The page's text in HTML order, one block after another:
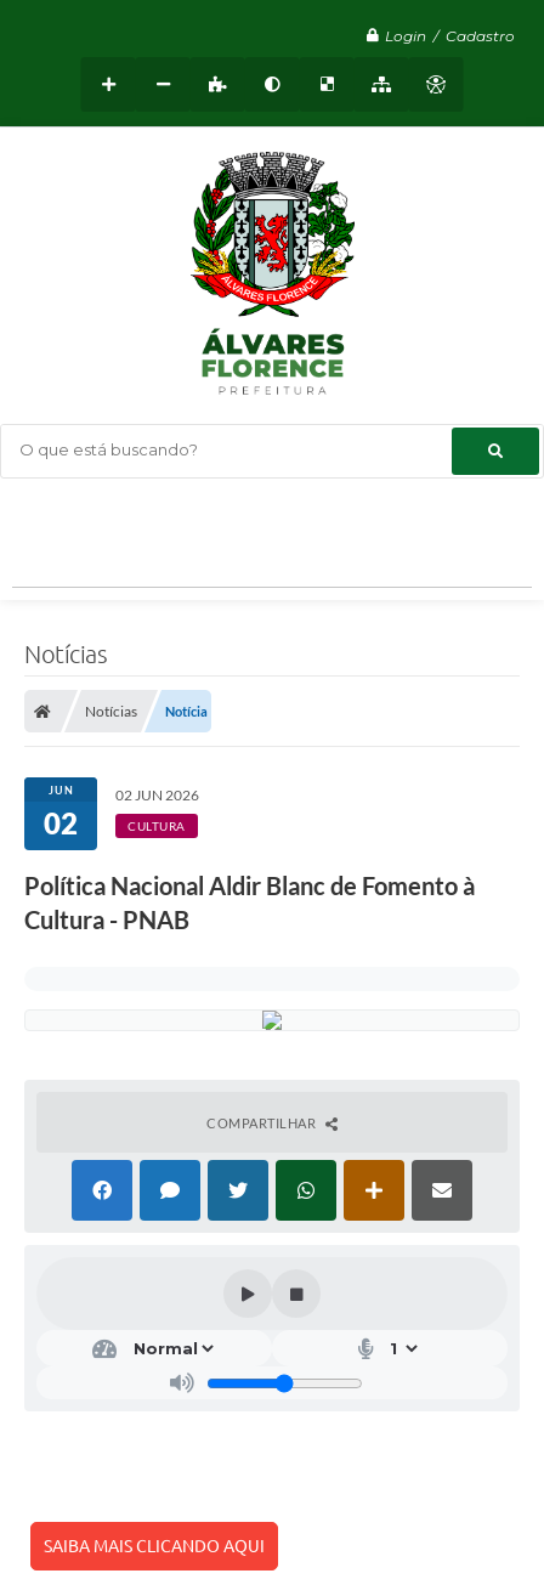
Login / Cadastro
Notícias
Notícias Notícia
JUN
02
02 JUN 2026
CULTURA
Política Nacional Aldir Blanc de Fomento à
Cultura - PNAB
COMPARTILHAR
SAIBA MAIS CLICANDO AQUI